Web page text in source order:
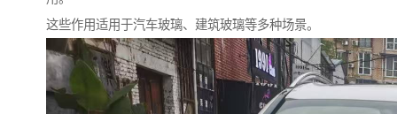
这些作用适用于汽车玻璃、建筑玻璃等多种场景。